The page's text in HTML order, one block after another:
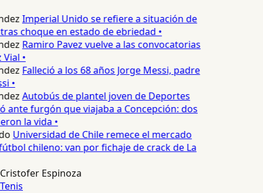
Imperial Unido se refiere a situación de
choque en estado de ebriedad •
Ramiro Pavez vuelve a las convocatorias
•
Falleció a los 68 años Jorge Messi, padre
•
Autobús de plantel joven de Deportes
ante furgón que viajaba a Concepción: dos
la vida •
Universidad de Chile remece el mercado
chileno: van por fichaje de crack de La
Cristofer Espinoza
Tenis